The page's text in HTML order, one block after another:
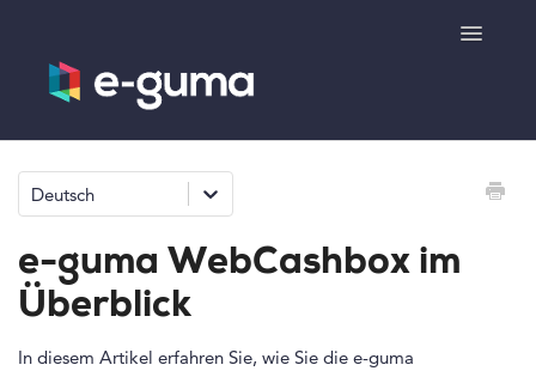
Toggle
Allgemeines
Produktshop
Deutsch
e-guma WebCashbox im
Überblick
In diesem Artikel erfahren Sie, wie Sie die e-guma